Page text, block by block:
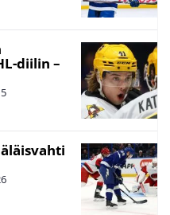
diilin –